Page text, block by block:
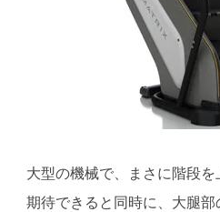
大型の機械で、まさに階段
期待できると同時に、大腿